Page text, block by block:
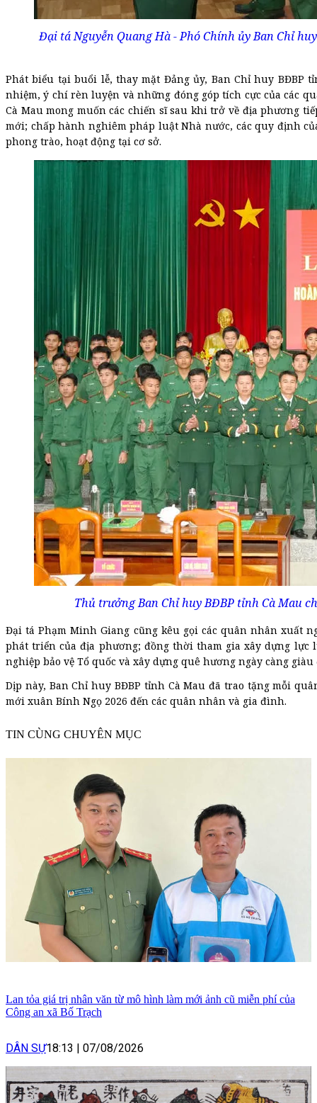
Đại tá Nguyễn Quang Hà - Phó Chính ủy Ban Chỉ
Phát biểu tại buổi lễ, thay mặt Đảng ủy, Ban Chỉ huy
nhiệm, ý chí rèn luyện và những đóng góp tích cực của các
Cà Mau mong muốn các chiến sĩ sau khi trở về địa phương
mới; chấp hành nghiêm pháp luật Nhà nước, các quy định
phong trào, hoạt động tại cơ sở.
Thủ trưởng Ban Chỉ huy BĐBP tỉnh Cà Mau
Đại tá Phạm Minh Giang cũng kêu gọi các quân nhân xuất
phát triển của địa phương; đồng thời tham gia xây dựng
nghiệp bảo vệ Tổ quốc và xây dựng quê hương ngày càng giàu
Dịp này, Ban Chỉ huy BĐBP tỉnh Cà Mau đã trao tặng mỗi
mới xuân Bính Ngọ 2026 đến các quân nhân và gia đình.
TIN CÙNG CHUYÊN MỤC
Lan tỏa giá trị nhân văn từ mô hình làm mới ảnh cũ miễn phí của
Công an xã Bố Trạch
DÂN SỰ18:13 07/08/2026